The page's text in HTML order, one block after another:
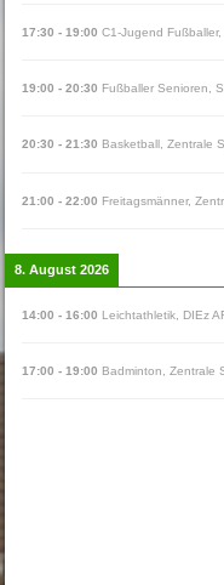
17:30 -19:00 C1-Jugend Fußballer
19:00 -20:30 Fußballer Senioren,
20:30 -21:30 Basketball ,Zentrale
21:00 -22:00 Freitagsmänner,
8. August 2026
14:00 -16:00 Leichtathletik DIEz
17:00 -19:00 Badminton ,Zentrale